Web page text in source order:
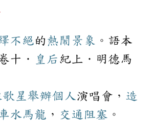
不絕的 熱鬧 景象 。語本
十．
皇后 紀上．明德馬
歌星 舉辦個人演唱會， 造
水馬龍 ， 交通 阻塞 。